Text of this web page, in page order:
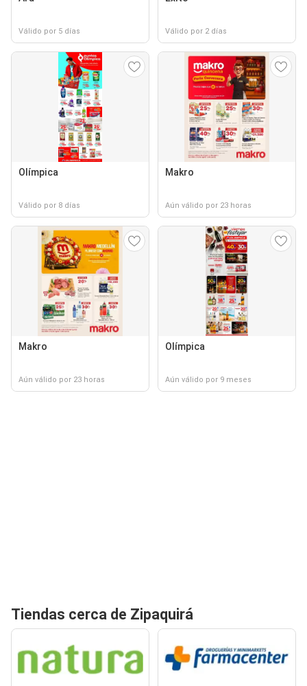
Válido por 5 días Válido por 2 días
Olímpica
Válido por 8 días
Makro
Aún válido por 23 horas
Makro
Aún válido por 23 horas
Olímpica
Aún válido por 9 meses
Tiendas cerca de Zipaquirá